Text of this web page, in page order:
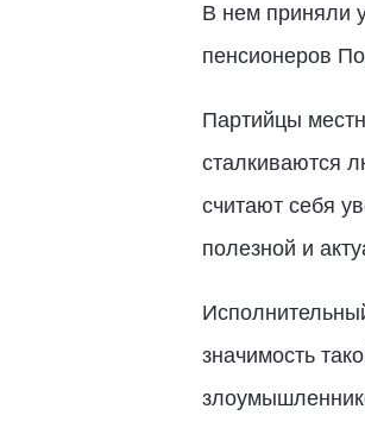
В нем приняли
пенсионеров
Партийцы
сталкиваются
считают себя
полезной и
значимость